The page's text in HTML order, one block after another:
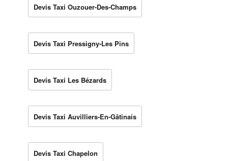
Devis Taxi Ouzouer-Des-Champs
Devis Taxi Pressigny-Les Pins
Devis Taxi Les Bézards
Devis Taxi Auvilliers-En-Gâtinais
Devis Taxi Chapelon